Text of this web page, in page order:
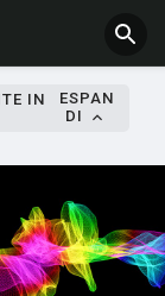
IN
ESPAN
DI